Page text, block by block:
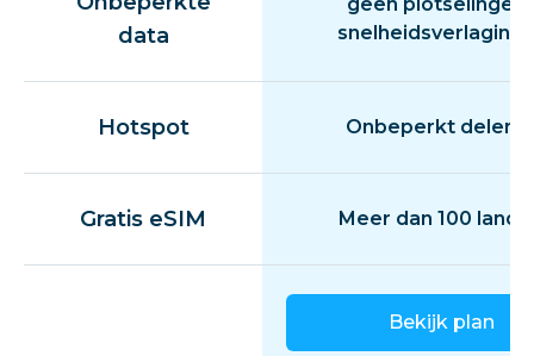
data
snelheidsverlaging
Hotspot Onbeperkt delen
Gratis eSIM Meer dan 100
Bekijk plan